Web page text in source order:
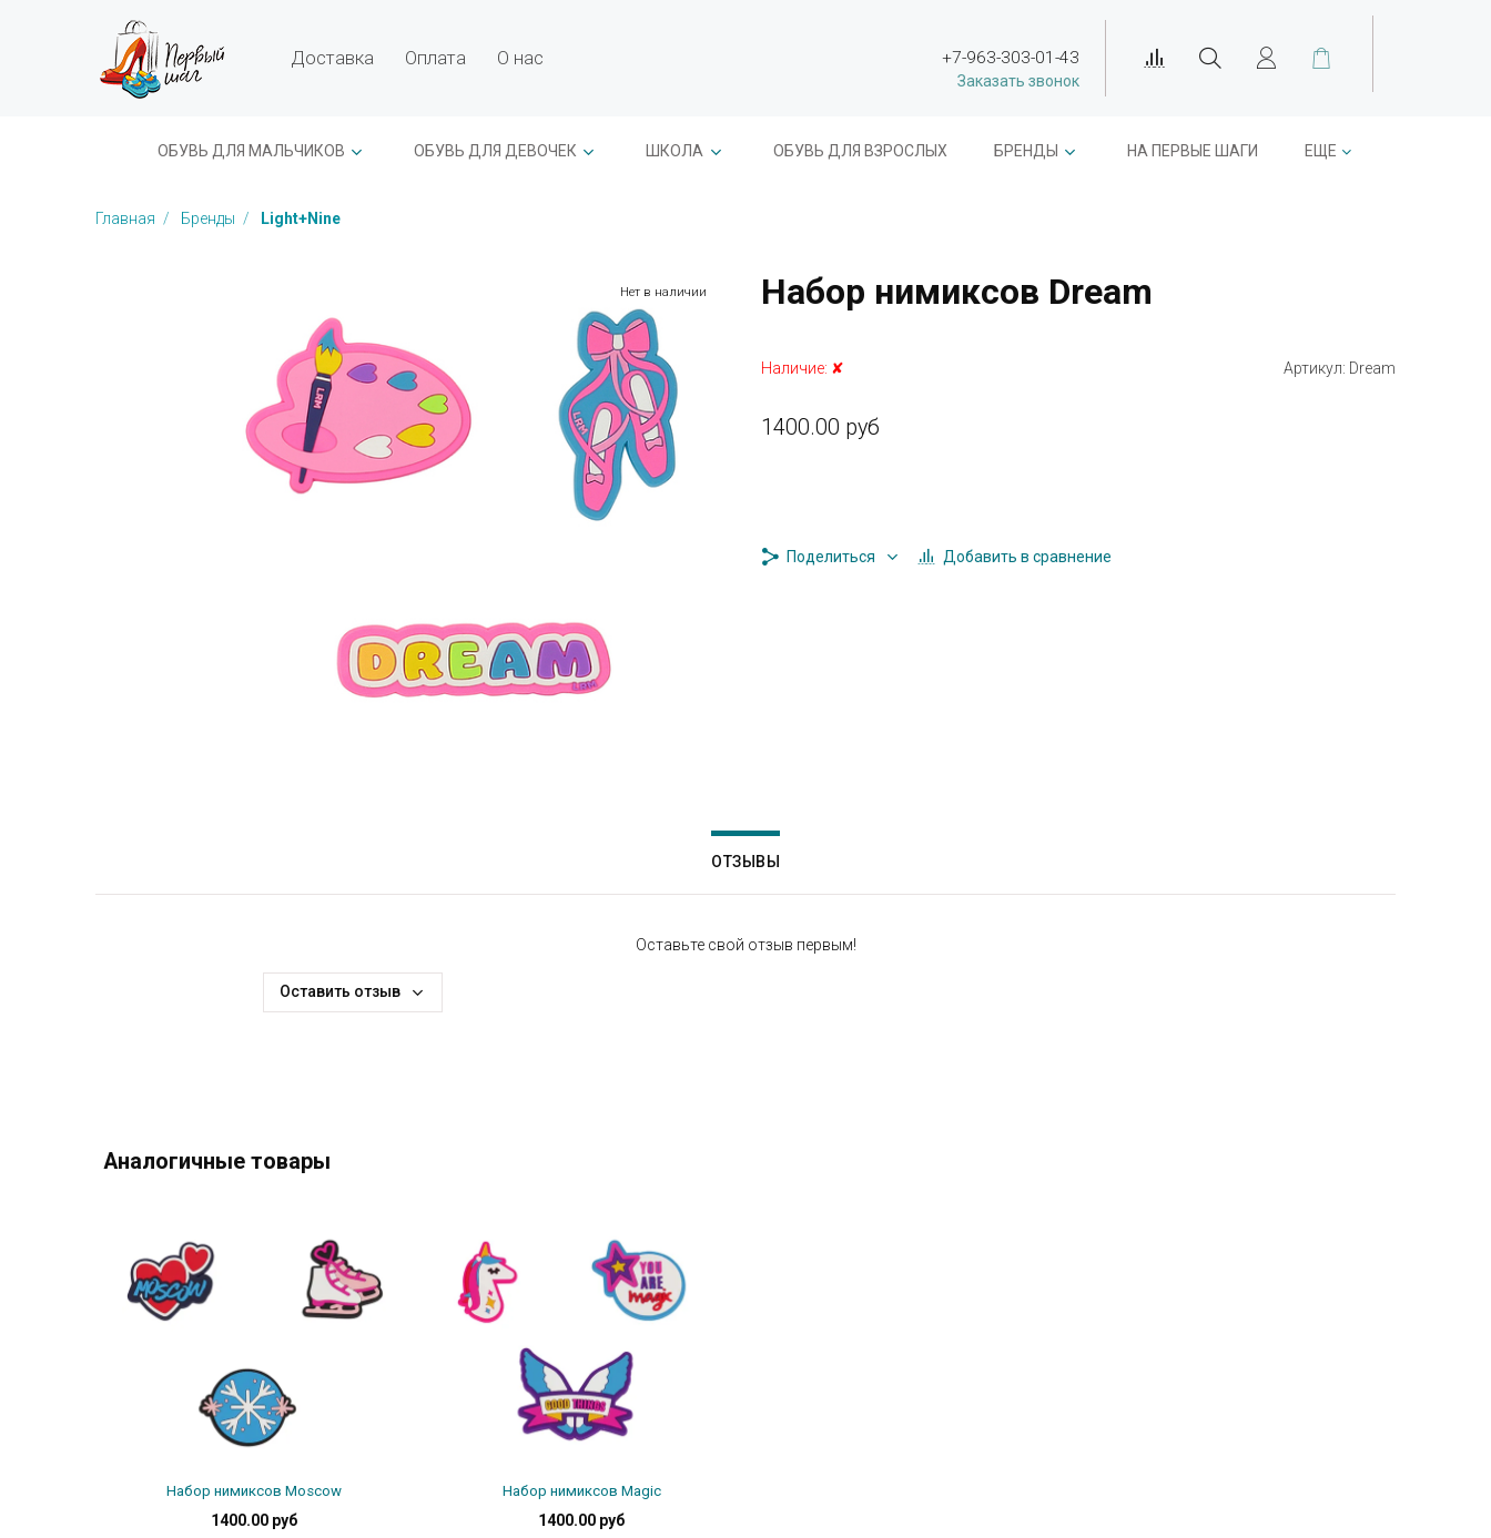
+7-963-303-01-43
Заказать звонок
Доставка Оплата О нас
ОБУВЬ ДЛЯ МАЛЬЧИКОВ ОБУВЬ ДЛЯ ДЕВОЧЕК ШКОЛА ОБУВЬ ДЛЯ ВЗРОСЛЫХ БРЕНДЫ НА ПЕРВЫЕ ШАГИ ЕЩЕ
Главная Бренды Light+Nine
Нет в наличии Набор нимиксов Dream
Наличие: ✘ Артикул: Dream
1400.00 руб
Поделиться Добавить в сравнение
ОТЗЫВЫ
Оставьте свой отзыв первым!
Оставить отзыв
Аналогичные товары
Набор нимиксов Moscow
1400.00 руб
Набор нимиксов Magic
1400.00 руб